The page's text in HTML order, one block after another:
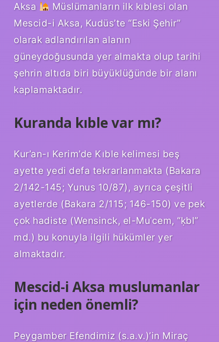
Aksa
Müslümanların ilk kıblesi olan
Mescid-i Aksa, Kudüs’te “Eski Şehir”
olarak adlandırılan alanın
güneydoğusunda yer almakta olup tarihi
şehrin altıda biri büyüklüğünde bir alanı
kaplamaktadır.
Kuranda kıble var mı?
Kur’an-ı Kerim’de Kıble kelimesi beş
ayette yedi defa tekrarlanmakta (Bakara
2/142-145; Yunus 10/87), ayrıca çeşitli
ayetlerde (Bakara 2/115; 146-150) ve pek
çok hadiste (Wensinck, el-Muʿcem, “ḳbl”
md.) bu konuyla ilgili hükümler yer
almaktadır.
Mescid-i Aksa muslumanlar
için neden önemli?
Peygamber Efendimiz (s.a.v.)’in Miraç